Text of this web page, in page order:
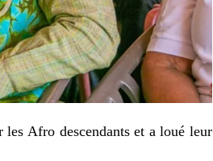
Afro descendants et a loué leur